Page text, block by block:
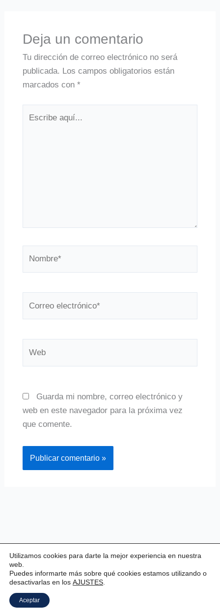
Deja un comentario
Tu dirección de correo electrónico no será
publicada. Los campos obligatorios están
marcados con *
Guarda mi nombre, correo electrónico y
web en este navegador para la próxima vez
que comente.
Copyright © 2026 Valladolid Club Esgrima
Utilizamos cookies para darte la mejor experiencia en nuestra
web.
Puedes informarte más sobre qué cookies estamos utilizando o
desactivarlas en los AJUSTES
Aceptar